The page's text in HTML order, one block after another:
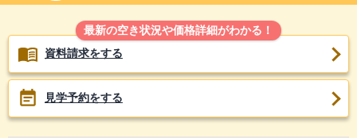
最新の空き状況や価格詳細がわかる！
資料請求をする
見学予約をする